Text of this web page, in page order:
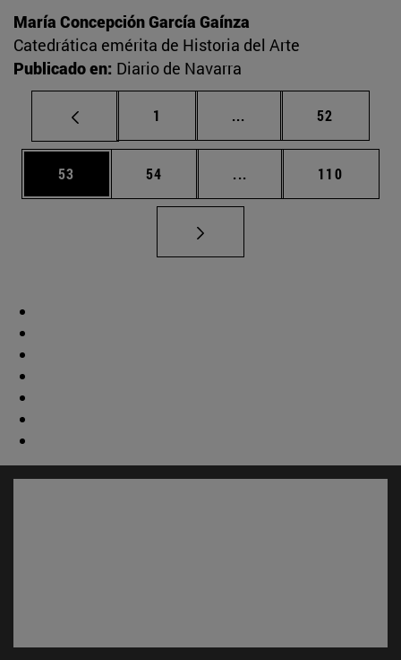
María Concepción García Gaínza
Catedrática emérita de Historia del Arte
Publicado en: Diario de Navarra
Página
1 ... Páginas intermedias
Página
52
Página
53 Página
54 ... Páginas intermedias
Página
110